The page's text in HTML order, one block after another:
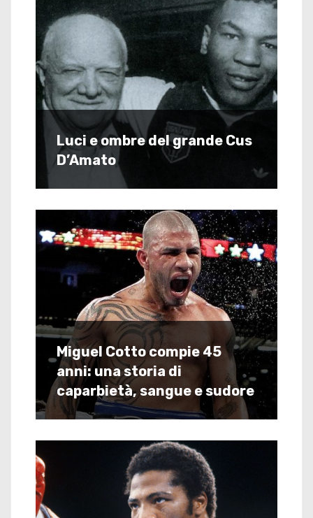
Luci e ombre del grande Cus
D’Amato
Miguel Cotto compie 45
anni: una storia di
caparbietà, sangue e sudore